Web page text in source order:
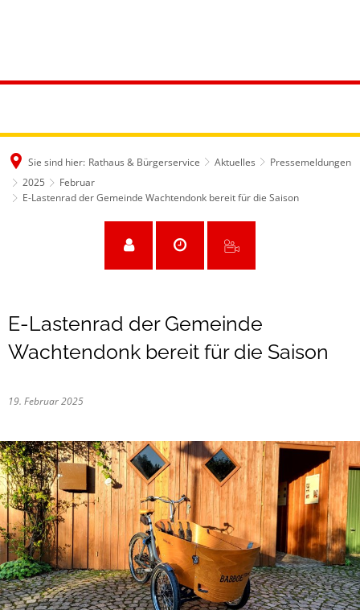
Sie sind hier: Rathaus & Bürgerservice Aktuelles
Pressemeldungen
2025
Februar
E-Lastenrad der Gemeinde Wachtendonk bereit für die Saison
E-Lastenrad der Gemeinde
Wachtendonk bereit für die Saison
19. Februar 2025